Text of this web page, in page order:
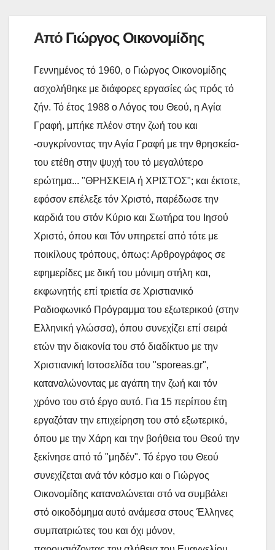
τ
Από Γιώργος Οικονομίδης
Γεννημένος τό 1960, ο Γιώργος Οικονομίδης
ασχολήθηκε με διάφορες εργασίες ώς πρός τό
ζήν. Τό έτος 1988 ο Λόγος του Θεού, η Αγία
Γραφή, μπήκε πλέον στην ζωή του και
-συγκρίνοντας την Αγία Γραφή με την θρησκεία-
του ετέθη στην ψυχή του τό μεγαλύτερο
ερώτημα... "ΘΡΗΣΚΕΙΑ ή ΧΡΙΣΤΟΣ"; και έκτοτε,
εφόσον επέλεξε τόν Χριστό, παρέδωσε την
καρδιά του στόν Κύριο και Σωτήρα του Ιησού
Χριστό, όπου και Τόν υπηρετεί από τότε με
ποικίλους τρόπους, όπως: Αρθρογράφος σε
εφημερίδες με δική του μόνιμη στήλη και,
εκφωνητής επί τριετία σε Χριστιανικό
Ραδιοφωνικό Πρόγραμμα του εξωτερικού (στην
Ελληνική γλώσσα), όπου συνεχίζει επί σειρά
ετών την διακονία του στό διαδίκτυο με την
Χριστιανική Ιστοσελίδα του "sporeas.gr",
καταναλώνοντας με αγάπη την ζωή και τόν
χρόνο του στό έργο αυτό. Για 15 περίπου έτη
εργαζόταν την επιχείρηση του στό εξωτερικό,
όπου με την Χάρη και την βοήθεια του Θεού την
ξεκίνησε από τό "μηδέν". Τό έργο του Θεού
συνεχίζεται ανά τόν κόσμο και ο Γιώργος
Οικονομίδης καταναλώνεται στό να συμβάλει
στό οικοδόμημα αυτό ανάμεσα στους Έλληνες
συμπατριώτες του και όχι μόνον,